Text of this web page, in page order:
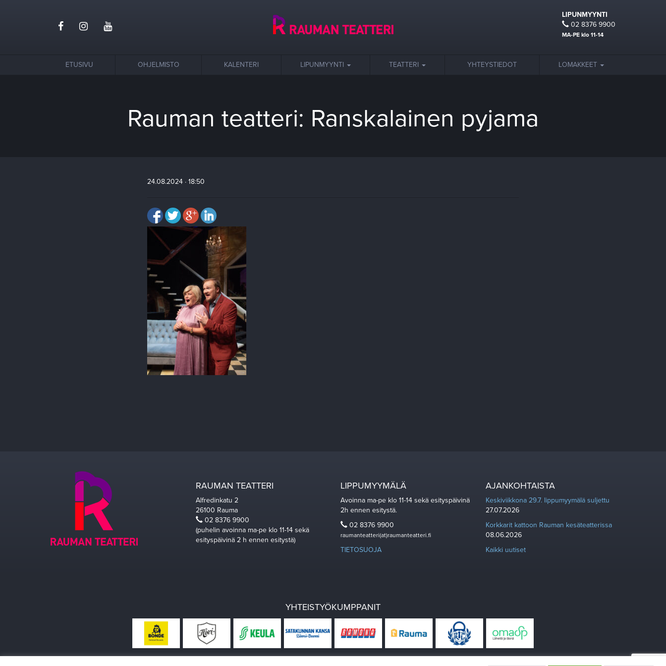
LIPUNMYYNTI
02 8376 9900
MA-PE klo 11-14
ETUSIVU OHJELMISTO KALENTERI LIPUNMYYNTI TEATTERI YHTEYSTIEDOT LOMAKKEET
Rauman teatteri: Ranskalainen pyjama
24.08.2024 · 18:50
RAUMAN TEATTERI
Alfredinkatu 2
26100 Rauma
02 8376 9900
(puhelin avoinna ma-pe klo 11-14 sekä
esityspäivinä 2 h ennen esitystä)
LIPPUMYYMÄLÄ
Avoinna ma-pe klo 11-14 sekä esityspäivinä
2h ennen esitystä.
02 8376 9900
raumanteatteri(at)raumanteatteri.fi
TIETOSUOJA
AJANKOHTAISTA
Keskiviikkona 29.7. lippumyymälä suljettu
27.07.2026
Korkkarit kattoon Rauman kesäteatterissa
08.06.2026
Kaikki uutiset
YHTEISTYÖKUMPPANIT